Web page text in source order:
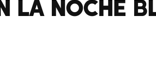
LA NOCHE